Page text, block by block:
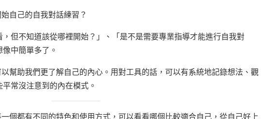
自己的自我對話練習？
但不知道該從哪裡開始？」、「是不是需要專業指導才能進行自我對
中簡單多了。
幫助我們更了解自己的內心。用對工具的話，可以有系統地記錄想法、觀
常沒注意到的內在模式。
個都有不同的特色和使用方式，可以看看哪個比較適合自己，從自己好上